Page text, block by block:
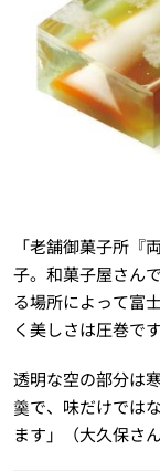
「老舗御菓子所『
子。和菓子屋さん
る場所によって富
く美しさは圧巻です
透明な空の部分は
羹で、味だけでは
ます」（大久保さん